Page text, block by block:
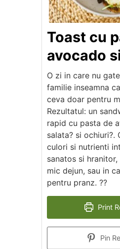
Toast cu
avocado
O zi in care nu
familie inseamna
ceva doar pentru
Rezultatul: un
rapid cu pasta de
salata? si ochiuri?.
culori si nutrienti
sanatos si
mic dejun, sau in
pentru pranz. ?️?
Print
Pin